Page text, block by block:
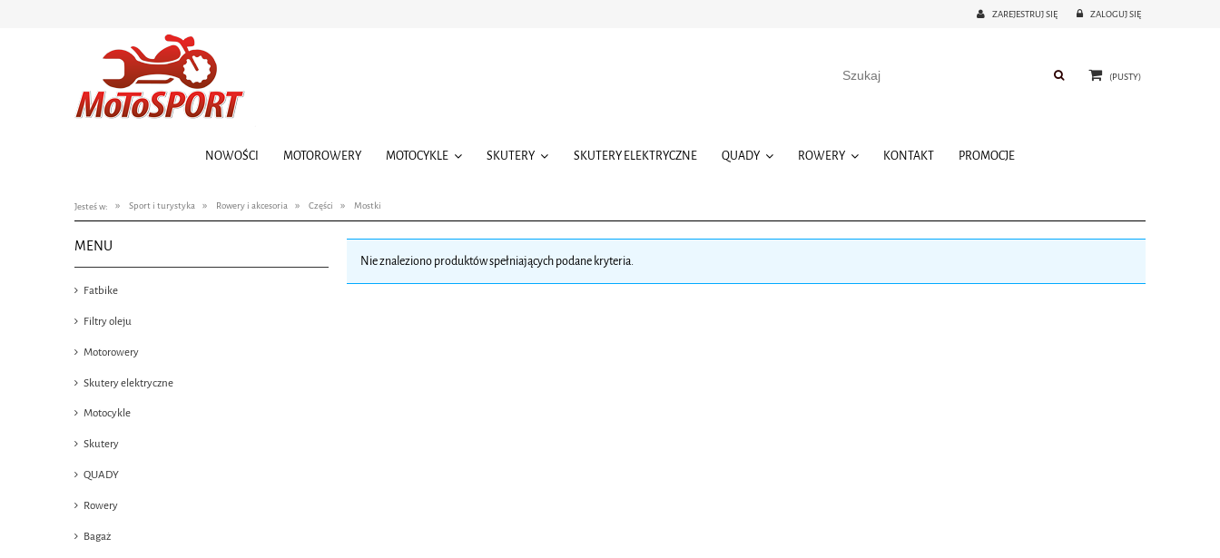
ZAREJESTRUJ SIĘ ZALOGUJ SIĘ
(PUSTY)
NOWOŚCI MOTOROWERY MOTOCYKLE SKUTERY SKUTERY ELEKTRYCZNE QUADY ROWERY KONTAKT PROMOCJE
Jesteś w: » Sport i turystyka » Rowery i akcesoria » Części » Mostki
MENU
Fatbike
Filtry oleju
Motorowery
Skutery elektryczne
Motocykle
Skutery
QUADY
Rowery
Bagaż
Nie znaleziono produktów spełniających podane kryteria.